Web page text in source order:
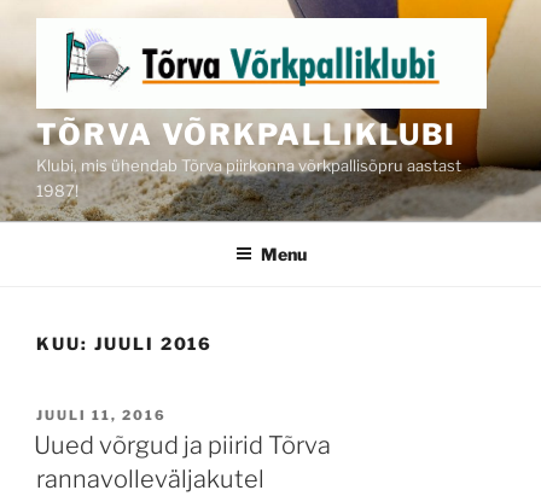
content
TÕRVA VÕRKPALLIKLUBI
Klubi, mis ühendab Tõrva piirkonna võrkpallisõpru aastast
1987!
Menu
KUU: JUULI 2016
POSTED
ON
JUULI 11, 2016
Uued võrgud ja piirid Tõrva
rannavolleväljakutel